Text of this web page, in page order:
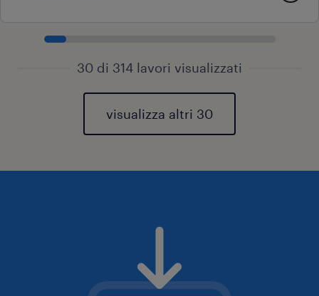
30 di 314 lavori visualizzati
visualizza altri 30